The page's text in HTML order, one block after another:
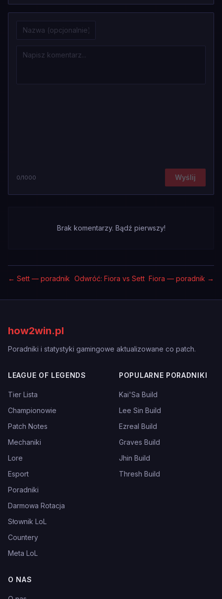
0/1000 Wyślij
Brak komentarzy. Bądź pierwszy!
← Sett — poradnik Odwróć: Fiora vs Sett Fiora — poradnik →
how2win.pl
Poradniki i statystyki gamingowe aktualizowane co patch.
LEAGUE OF LEGENDS
Tier Lista
Championowie
Patch Notes
Mechaniki
Lore
Esport
Poradniki
Darmowa Rotacja
Słownik LoL
Countery
Meta LoL
POPULARNE PORADNIKI
Kai'Sa Build
Lee Sin Build
Ezreal Build
Graves Build
Jhin Build
Thresh Build
O NAS